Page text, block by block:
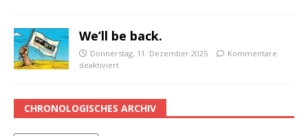
We’ll be back.
Donnerstag, 11. Dezember 2025
Kommentare
deaktiviert
CHRONOLOGISCHES ARCHIV